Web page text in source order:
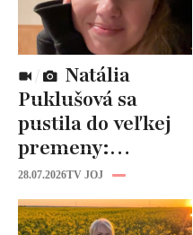
Puklušová sa
pustila do veľkej
premeny:
Odborníci však
varujú, pozor na
prísne diéty!
28.07.2026TV JOJ